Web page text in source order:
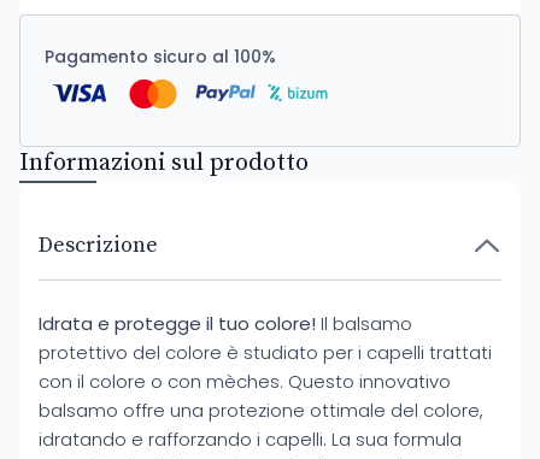
Pagamento sicuro al 100%
Informazioni sul prodotto
Descrizione
Idrata e protegge il tuo colore! Il balsamo
protettivo del colore è studiato per i capelli trattati
con il colore o con mèches. Questo innovativo
balsamo offre una protezione ottimale del colore,
idratando e rafforzando i capelli. La sua formula